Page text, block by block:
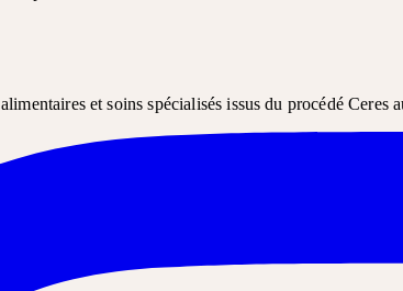
et soins spécialisés issus du procédé Ceres